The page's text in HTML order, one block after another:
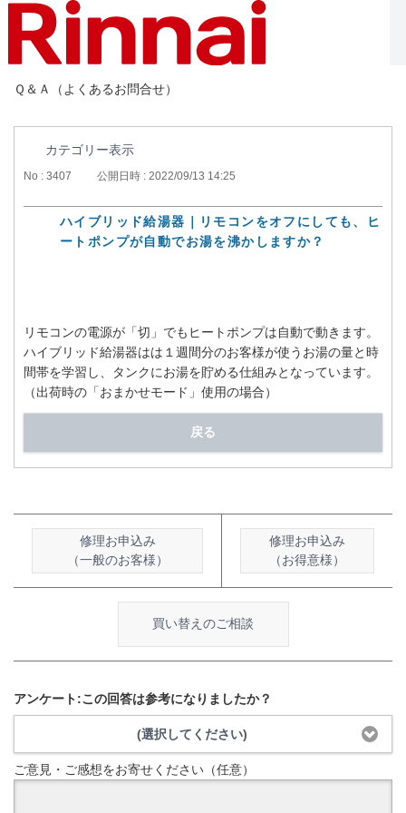
Ｑ＆Ａ（よくあるお問合せ）
カテゴリー表示
No : 3407 公開日時 : 2022/09/13 14:25
ハイブリッド給湯器｜リモコンをオフにしても、ヒ
ートポンプが自動でお湯を沸かしますか？
リモコンの電源が「切」でもヒートポンプは自動で動きます。
ハイブリッド給湯器はは１週間分のお客様が使うお湯の量と時
間帯を学習し、タンクにお湯を貯める仕組みとなっています。
（出荷時の「おまかせモード」使用の場合）
戻る
修理お申込み
（一般のお客様）
修理お申込み
（お得意様）
買い替えのご相談
アンケート:この回答は参考になりましたか？
(選択してください)
ご意見・ご感想をお寄せください（任意）